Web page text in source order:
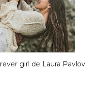
girl de Laura Pavlov